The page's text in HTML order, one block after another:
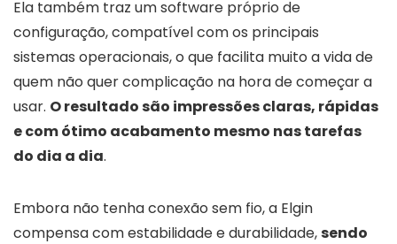
Ela também traz um software próprio de
configuração, compatível com os principais
sistemas operacionais, o que facilita muito a vida de
quem não quer complicação na hora de começar a
usar. O resultado são impressões claras, rápidas
e com ótimo acabamento mesmo nas tarefas
do dia a dia.
Embora não tenha conexão sem fio, a Elgin
compensa com estabilidade e durabilidade,sendo